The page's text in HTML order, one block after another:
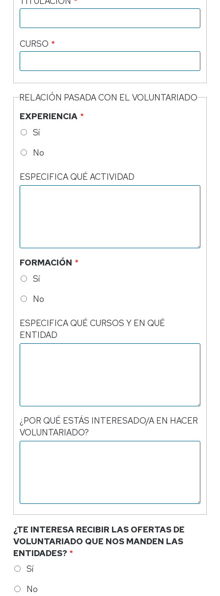
CURSO
RELACIÓN PASADA CON EL VOLUNTARIADO
EXPERIENCIA
Sí
No
ESPECIFICA QUÉ ACTIVIDAD
FORMACIÓN
Sí
No
ESPECIFICA QUÉ CURSOS Y EN QUÉ
ENTIDAD
¿POR QUÉ ESTÁS INTERESADO/A EN HACER
VOLUNTARIADO?
¿TE INTERESA RECIBIR LAS OFERTAS DE
VOLUNTARIADO QUE NOS MANDEN LAS
ENTIDADES?
Sí
No